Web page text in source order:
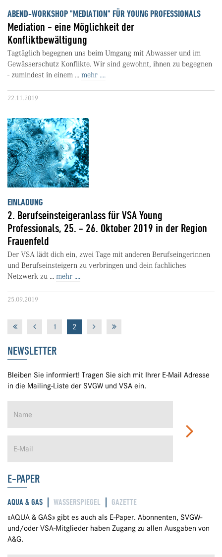
ABEND-WORKSHOP "MEDIATION" FÜR YOUNG PROFESSIONALS
Mediation - eine Möglichkeit der
Konfliktbewältigung
Tagtäglich begegnen uns beim Umgang mit Abwasser und im
Gewässerschutz Konflikte. Wir sind gewohnt, ihnen zu begegnen
- zumindest in einem ... mehr ....
22.11.2019
EINLADUNG
2. Berufseinsteigeranlass für VSA Young
Professionals, 25. - 26. Oktober 2019 in der Region
Frauenfeld
Der VSA lädt dich ein, zwei Tage mit anderen Berufseingerinnen
und Berufseinsteigern zu verbringen und dein fachliches
Netzwerk zu ... mehr ....
25.09.2019
1 2
NEWSLETTER
Bleiben Sie informiert! Tragen Sie sich mit Ihrer E-Mail Adresse
in die Mailing-Liste der SVGW und VSA ein.
E-PAPER
AQUA & GAS WASSERSPIEGEL GAZETTE
«AQUA & GAS» gibt es auch als E-Paper. Abonnenten, SVGW-
und/oder VSA-Mitglieder haben Zugang zu allen Ausgaben von
A&G.